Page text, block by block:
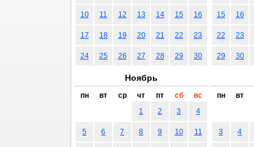
10 11 12 13 14 15 16
17 18 19 20 21 22 23
24 25 26 27 28 29 30
15 16
22 23
29 30
Ноябрь
пн вт ср чт пт сб
вс
1
2 3 4
5 6 7 8 9 10 11
пн вт
3 4